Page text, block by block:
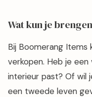
Wat kun je
Bij Boomerang Items
verkopen. Heb je
interieur past? Of wil
een tweede leven